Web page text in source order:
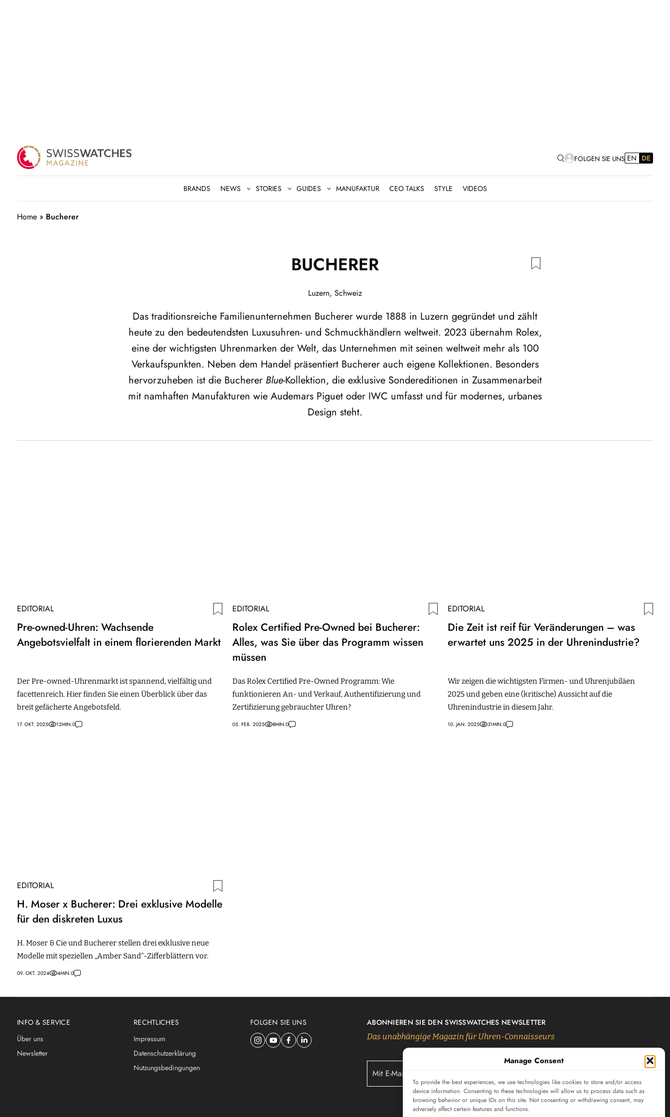
Manage Consent
To provide the best experiences, we use technologies like cookies to store and/or access
device information. Consenting to these technologies will allow us to process data such as
browsing behavior or unique IDs on this site. Not consenting or withdrawing consent, may
adversely affect certain features and functions.
FOLGEN SIE UNS EN DE
BRANDS NEWS STORIES GUIDES MANUFAKTUR CEO TALKS STYLE VIDEOS
Home » Bucherer
BUCHERER
Luzern, Schweiz
Das traditionsreiche Familienunternehmen Bucherer wurde 1888 in Luzern gegründet und zählt
heute zu den bedeutendsten Luxusuhren- und Schmuckhändlern weltweit. 2023 übernahm Rolex,
eine der wichtigsten Uhrenmarken der Welt, das Unternehmen mit seinen weltweit mehr als 100
Verkaufspunkten. Neben dem Handel präsentiert Bucherer auch eigene Kollektionen. Besonders
hervorzuheben ist die Bucherer Blue-Kollektion, die exklusive Sondereditionen in Zusammenarbeit
mit namhaften Manufakturen wie Audemars Piguet oder IWC umfasst und für modernes, urbanes
Design steht.
EDITORIAL
Pre-owned-Uhren: Wachsende
Angebotsvielfalt in einem florierenden Markt
Der Pre-owned-Uhrenmarkt ist spannend, vielfältig und
facettenreich. Hier finden Sie einen Überblick über das
breit gefächerte Angebotsfeld.
17. OKT. 2025 12MIN.0
EDITORIAL
Rolex Certified Pre-Owned bei Bucherer:
Alles, was Sie über das Programm wissen
müssen
Das Rolex Certified Pre-Owned Programm: Wie
funktionieren An- und Verkauf, Authentifizierung und
Zertifizierung gebrauchter Uhren?
05. FEB. 2025 8MIN.0
EDITORIAL
Die Zeit ist reif für Veränderungen – was
erwartet uns 2025 in der Uhrenindustrie?
Wir zeigen die wichtigsten Firmen- und Uhrenjubiläen
2025 und geben eine (kritische) Aussicht auf die
Uhrenindustrie in diesem Jahr.
10. JAN. 2025 31MIN.0
EDITORIAL
H. Moser x Bucherer: Drei exklusive Modelle
für den diskreten Luxus
H. Moser & Cie und Bucherer stellen drei exklusive neue
Modelle mit speziellen „Amber Sand“-Zifferblättern vor.
09. OKT. 2024 4MIN.0
INFO & SERVICE
Über uns
Newsletter
RECHTLICHES
Impressum
Datenschutzerklärung
Nutzungsbedingungen
FOLGEN SIE UNS ABONNIEREN SIE DEN SWISSWATCHES NEWSLETTER
Das unabhängige Magazin für Uhren-Connaisseurs